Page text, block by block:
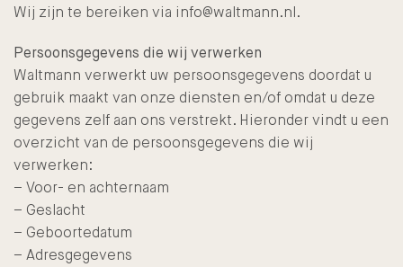
Wij zijn te bereiken via info@waltmann.nl.
Persoonsgegevens die wij verwerken
Waltmann verwerkt uw persoonsgegevens doordat u
gebruik maakt van onze diensten en/of omdat u deze
gegevens zelf aan ons verstrekt. Hieronder vindt u een
overzicht van de persoonsgegevens die wij
verwerken:
– Voor- en achternaam
– Geslacht
– Geboortedatum
– Adresgegevens